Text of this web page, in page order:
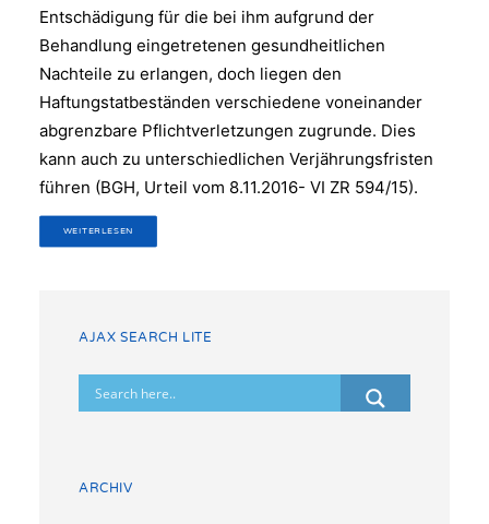
Entschädigung für die bei ihm aufgrund der
Behandlung eingetretenen gesundheitlichen
Nachteile zu erlangen, doch liegen den
Haftungstatbeständen verschiedene voneinander
abgrenzbare Pflichtverletzungen zugrunde. Dies
kann auch zu unterschiedlichen Verjährungsfristen
führen (BGH, Urteil vom 8.11.2016- VI ZR 594/15).
WEITERLESEN
AJAX SEARCH LITE
ARCHIV